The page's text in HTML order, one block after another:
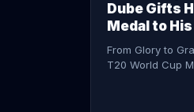
Dube Gifts
Medal to
From Glory to
T20 World Cup